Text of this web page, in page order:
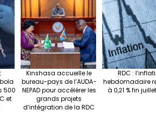
m t
n h
at
p
p
ge
r
500
et
Kinshasa accueille le
bureau-pays de l’AUDA-
NEPAD pour accélérer les
grands projets
d’intégration de la RDC
RDC :
hebdomadaire
à 0,21 % fin